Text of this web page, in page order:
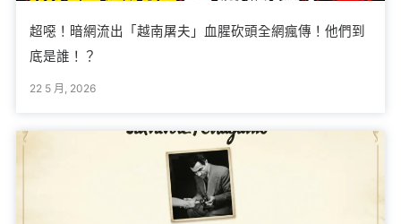
超噁！暗網流出「越南屠夫」血腥砍頭全網瘋傳！他們到
底是誰！？
22 5 月, 2026